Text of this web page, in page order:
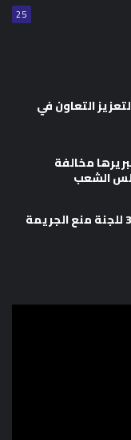
25
التعاون في
مخالفة
الشعب
وزارة العدل تشارك في أعمال الدورة الـ35 للجنة منع الجريمة